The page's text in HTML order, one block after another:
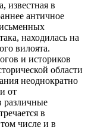
известная в
античное
находилась на
вилоята.
и историков
области
неоднократно
от
различные
в
числе и в